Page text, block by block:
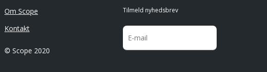
Om Scope
Kontakt
© Scope 2020
Tilmeld nyhedsbrev